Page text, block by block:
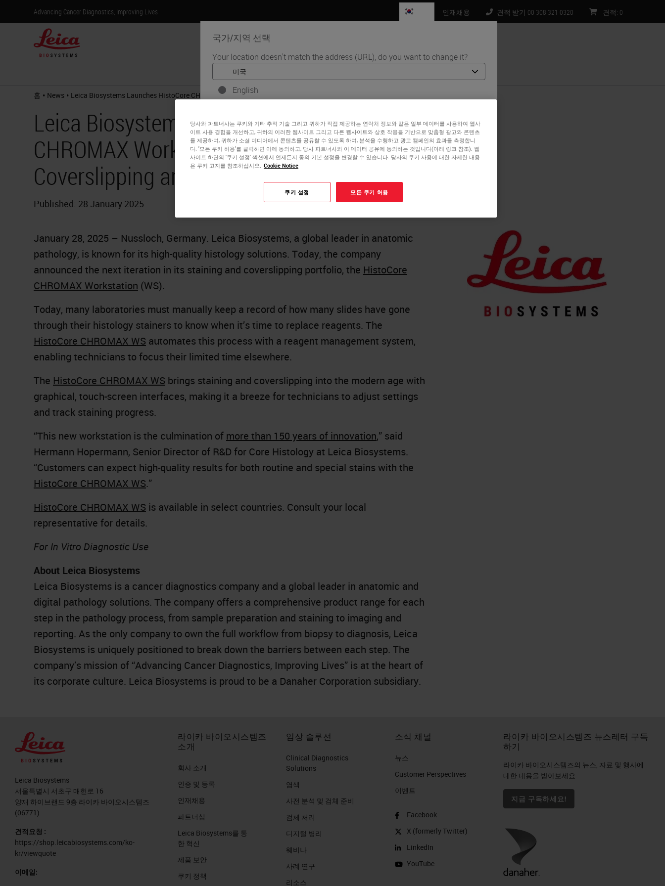
Advancing Cancer Diagnostics, Improving Lives
국가/지역 선택
Your location doesn't match the address (URL), do you want to change it?
English
트의 각 국가 버전에 나와 있는 정보는 해당 국가/지역에만 해당되며 해당 국가/지역
에만 적용됩니다. 여기에는 모든 제품의 세부 정보/가용성, 문서, 가격 및 프로모션이
포함됩니다(이에 국한되지 않음).
YES or No
인재채용 견적 받기 00 308 321 0320 견적: 0
홈 • News • Leica Biosystems Launches HistoCore CHROMAX Workstation, Advancing its Coverslipping and Staining Portfolio
Leica Biosystems Launches HistoCore
CHROMAX Workstation, Advancing its
Coverslipping and Staining Portfolio
Published: 28 January 2025
January 28, 2025 – Nussloch, Germany. Leica Biosystems, a global leader in anatomic
pathology, is known for its high-quality histology solutions. Today, the company
announced the next iteration in its staining and coverslipping portfolio, the HistoCore
CHROMAX Workstation (WS).
Today, many laboratories must manually keep a record of how many slides have gone
through their histology stainers to know when it’s time to replace reagents. The
HistoCore CHROMAX WS automates this process with a reagent management system,
enabling technicians to focus their limited time elsewhere.
The HistoCore CHROMAX WS brings staining and coverslipping into the modern age with
graphical, touch-screen interfaces, making it a breeze for technicians to adjust settings
and track staining progress.
“This new workstation is the culmination of more than 150 years of innovation,” said
Hermann Hopermann, Senior Director of R&D for Core Histology at Leica Biosystems.
“Customers can expect high-quality results for both routine and special stains with the
HistoCore CHROMAX WS.”
HistoCore CHROMAX WS is available in select countries. Consult your local
representative for details.
For In Vitro Diagnostic Use
About Leica Biosystems
Leica Biosystems is a cancer diagnostics company and a global leader in anatomic and
digital pathology solutions. The company offers a comprehensive product range for each
step in the pathology process, from sample preparation and staining to imaging and
reporting. As the only company to own the full workflow from biopsy to diagnosis, Leica
Biosystems is uniquely positioned to break down the barriers between each step. The
company’s mission of “Advancing Cancer Diagnostics, Improving Lives” is at the heart of
its corporate culture. Leica Biosystems is proud to be a Danaher Corporation subsidiary.
Leica Biosystems
서울특별시 서초구 매헌로 16
양재 하이브랜드 9층 라이카 바이오시스템즈
(06771)
견적요청 :
https://shop.leicabiosystems.com/ko-
kr/viewquote
이메일:
라이카 바이오시스템즈
소개
회사 소개
인증 및 등록
인재채용
파트너십
Leica Biosystems를 통
한 혁신
제품 보안
쿠키 정책
임상 솔루션
Clinical Diagnostics
Solutions
염색
사전 분석 및 검체 준비
검체 처리
디지털 병리
웨비나
사례 연구
리소스
소식 채널
뉴스
Customer Perspectives​
이벤트
Facebook
X (formerly Twitter)
LinkedIn
YouTube
라이카 바이오시스템즈 뉴스레터 구독
하기
라이카 바이오시스템즈의 뉴스, 자료 및 행사에
대한 내용을 받아보세요
지금 구독하세요!
당사와 파트너사는 쿠키와 기타 추적 기술 그리고 귀하가 직접 제공하는 연락처 정보와 같은 일부 데이터를 사용하여 웹사
이트 사용 경험을 개선하고, 귀하의 이러한 웹사이트 그리고 다른 웹사이트와 상호 작용을 기반으로 맞춤형 광고와 콘텐츠
를 제공하며, 귀하가 소셜 미디어에서 콘텐츠를 공유할 수 있도록 하여, 분석을 수행하고 광고 캠페인의 효과를 측정합니
다. '모든 쿠키 허용'를 클릭하면 이에 동의하고, 당사 파트너사와 이 데이터 공유에 동의하는 것입니다(아래 링크 참조). 웹
사이트 하단의 '쿠키 설정' 섹션에서 언제든지 동의 기본 설정을 변경할 수 있습니다. 당사의 쿠키 사용에 대한 자세한 내용
은 쿠키 고지를 참조하십시오.
Cookie Notice
쿠키 설정 모든 쿠키 허용